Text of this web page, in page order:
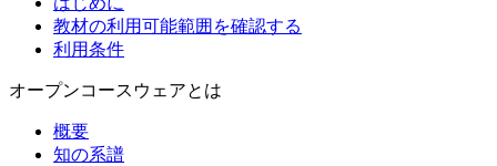
教材の利用可能範囲を確認する
利用条件
オープンコースウェアとは
概要
知の系譜